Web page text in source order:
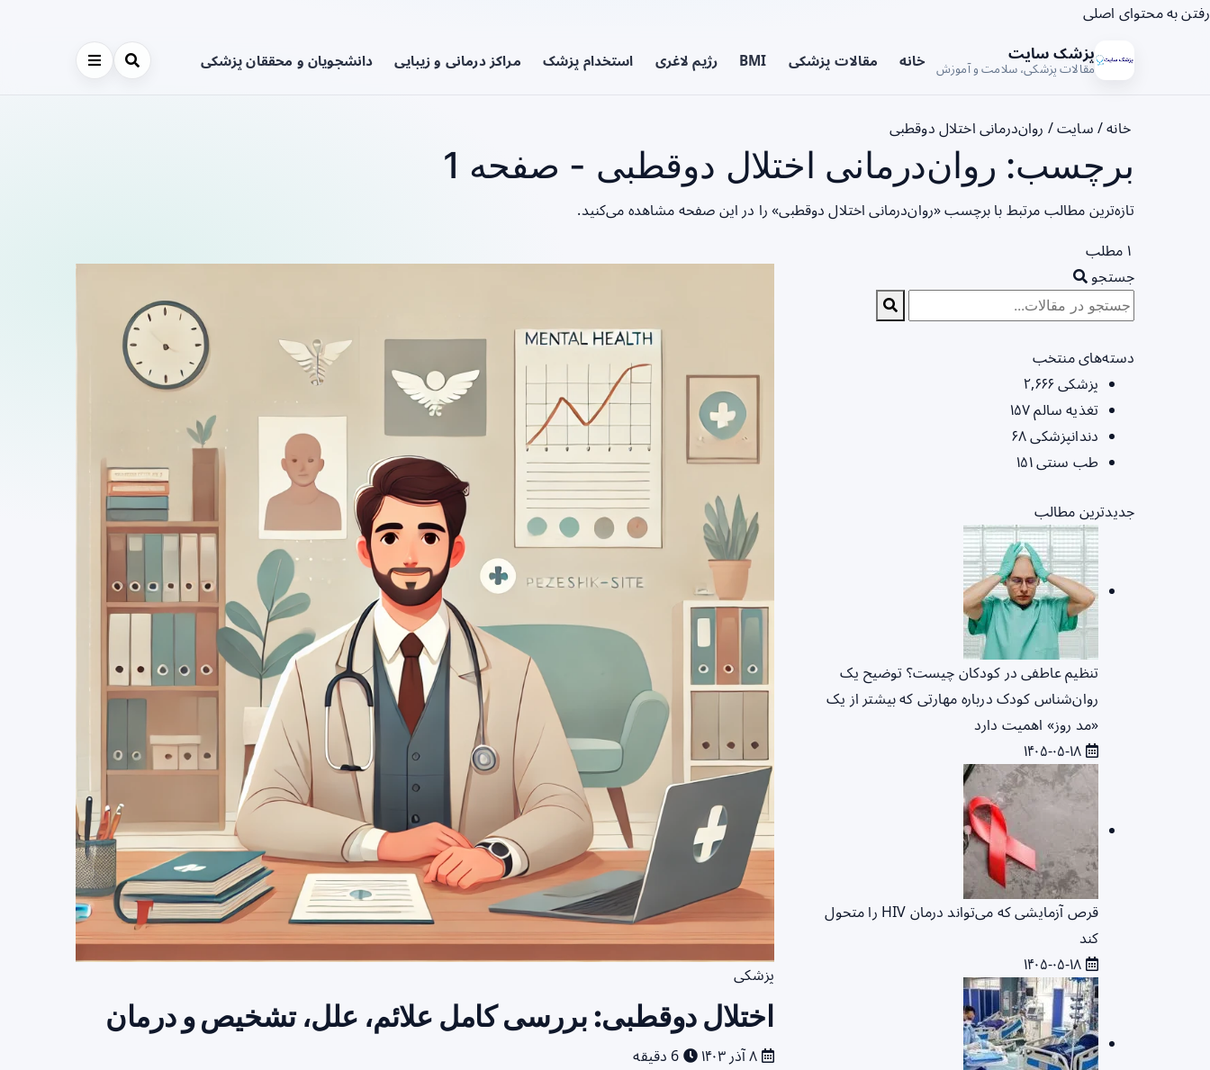
رفتن به محتوای اصلی
پزشک سایت
مقالات پزشکی، سلامت و آموزش خانه مقالات پزشکی BMI رژیم لاغری استخدام پزشک مراکز درمانی و زیبایی دانشجویان و محققان پزشکی
خانه/ سایت/ روان‌درمانی اختلال دوقطبی
برچسب: روان‌درمانی اختلال دوقطبی - صفحه 1
تازه‌ترین مطالب مرتبط با برچسب «روان‌درمانی اختلال دوقطبی» را در این صفحه مشاهده می‌کنید.
۱ مطلب
پزشکی
اختلال دوقطبی: بررسی کامل علائم، علل، تشخیص و درمان
جستجو
دسته‌های منتخب
پزشکی۲,۶۶۶
تغذیه سالم۱۵۷
دندانپزشکی۶۸
طب سنتی۱۵۱
جدیدترین مطالب
تنظیم عاطفی در کودکان چیست؟ توضیح یک
روان‌شناس کودک درباره مهارتی که بیشتر از یک
«مد روز» اهمیت دارد
قرص آزمایشی که می‌تواند درمان HIV را متحول
کند